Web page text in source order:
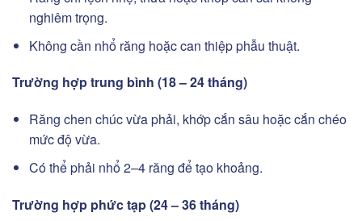
nghiêm trọng.
Không cần nhổ răng hoặc can thiệp phẫu thuật.
Trường hợp trung bình (18 – 24 tháng)
Răng chen chúc vừa phải, khớp cắn sâu hoặc cắn chéo
mức độ vừa.
Có thể phải nhổ 2–4 răng để tạo khoảng.
Trường hợp phức tạp (24 – 36 tháng)